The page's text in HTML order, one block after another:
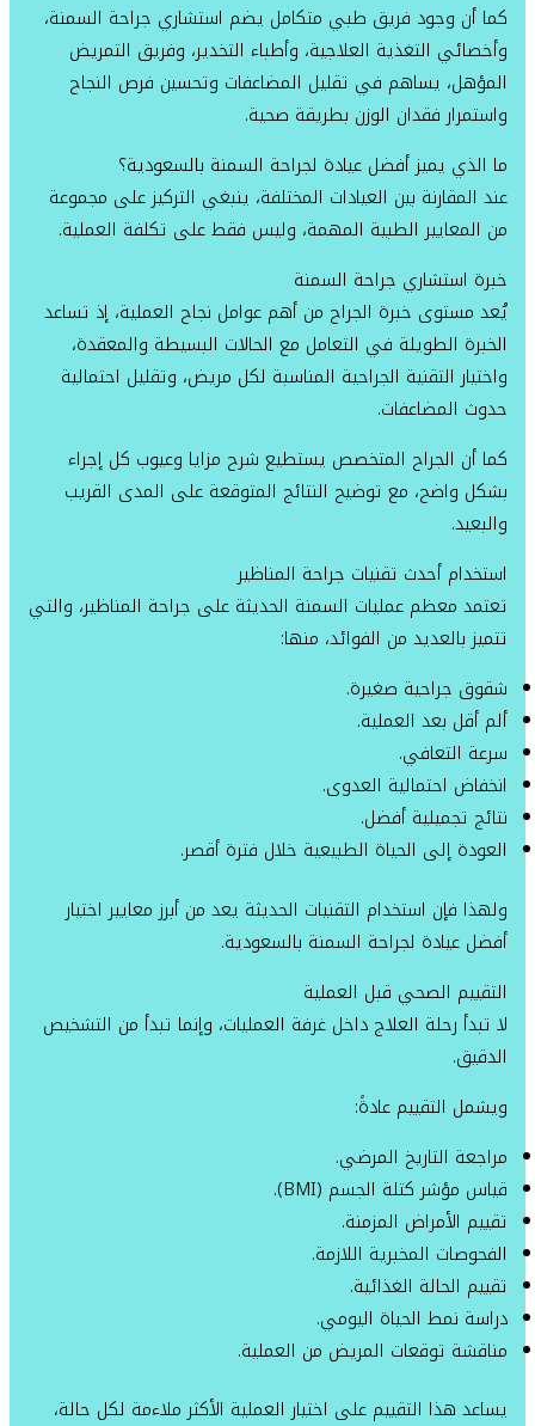
كما أن وجود فريق طبي متكامل يضم استشاري جراحة السمنة،
وأخصائي التغذية العلاجية، وأطباء التخدير، وفريق التمريض
المؤهل، يساهم في تقليل المضاعفات وتحسين فرص النجاح
واستمرار فقدان الوزن بطريقة صحية.
ما الذي يميز أفضل عيادة لجراحة السمنة بالسعودية؟
عند المقارنة بين العيادات المختلفة، ينبغي التركيز على مجموعة
من المعايير الطبية المهمة، وليس فقط على تكلفة العملية.
خبرة استشاري جراحة السمنة
يُعد مستوى خبرة الجراح من أهم عوامل نجاح العملية، إذ تساعد
الخبرة الطويلة في التعامل مع الحالات البسيطة والمعقدة،
واختيار التقنية الجراحية المناسبة لكل مريض، وتقليل احتمالية
حدوث المضاعفات.
كما أن الجراح المتخصص يستطيع شرح مزايا وعيوب كل إجراء
بشكل واضح، مع توضيح النتائج المتوقعة على المدى القريب
والبعيد.
استخدام أحدث تقنيات جراحة المناظير
تعتمد معظم عمليات السمنة الحديثة على جراحة المناظير، والتي
تتميز بالعديد من الفوائد، منها:
شقوق جراحية صغيرة.
ألم أقل بعد العملية.
سرعة التعافي.
انخفاض احتمالية العدوى.
نتائج تجميلية أفضل.
العودة إلى الحياة الطبيعية خلال فترة أقصر.
ولهذا فإن استخدام التقنيات الحديثة يعد من أبرز معايير اختيار
أفضل عيادة لجراحة السمنة بالسعودية.
التقييم الصحي قبل العملية
لا تبدأ رحلة العلاج داخل غرفة العمليات، وإنما تبدأ من التشخيص
الدقيق.
ويشمل التقييم عادةً:
مراجعة التاريخ المرضي.
قياس مؤشر كتلة الجسم (BMI).
تقييم الأمراض المزمنة.
الفحوصات المخبرية اللازمة.
تقييم الحالة الغذائية.
دراسة نمط الحياة اليومي.
مناقشة توقعات المريض من العملية.
يساعد هذا التقييم على اختيار العملية الأكثر ملاءمة لكل حالة،